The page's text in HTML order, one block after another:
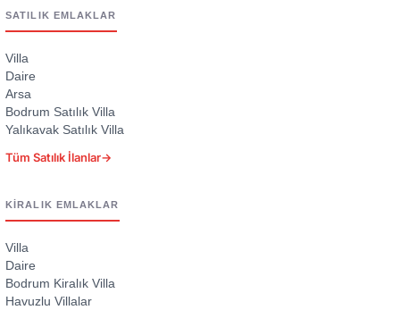
SATILIK EMLAKLAR
Villa
Daire
Arsa
Bodrum Satılık Villa
Yalıkavak Satılık Villa
Tüm Satılık İlanlar→
KIRALIK EMLAKLAR
Villa
Daire
Bodrum Kiralık Villa
Havuzlu Villalar